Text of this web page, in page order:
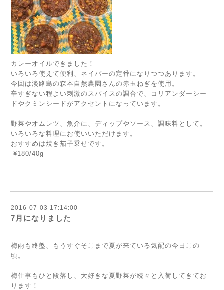
カレーオイルできました！
いろいろ使えて便利、ネイバーの定番になりつつあります。
今回は淡路島の森本自然農園さんの赤玉ねぎを使用。
辛すぎない程よい刺激のスパイスの調合で、コリアンダーシー
ドやクミンシードがアクセントになっています。
野菜やオムレツ、魚介に、ディップやソース、調味料として。
いろいろな料理にお使いいただけます。
おすすめは焼き茄子乗せです。
¥180/40g
2016-07-03 17:14:00
7月になりました
梅雨も終盤、もうすぐそこまで夏が来ている気配の今日この
頃。
梅仕事もひと段落し、大好きな夏野菜が続々と入荷してきてお
ります！